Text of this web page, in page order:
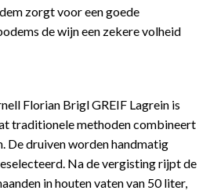
zorgt voor een goede
de wijn een zekere volheid
Florian Brigl GREIF Lagrein is
traditionele methoden combineert
De druiven worden handmatig
Na de vergisting rijpt de
in houten vaten van 50 liter,